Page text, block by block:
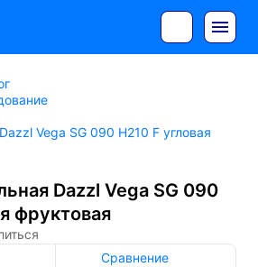
Vega SG 090 H210 F угловая
Dazzl Vega SG 090
фруктовая
Сравнение